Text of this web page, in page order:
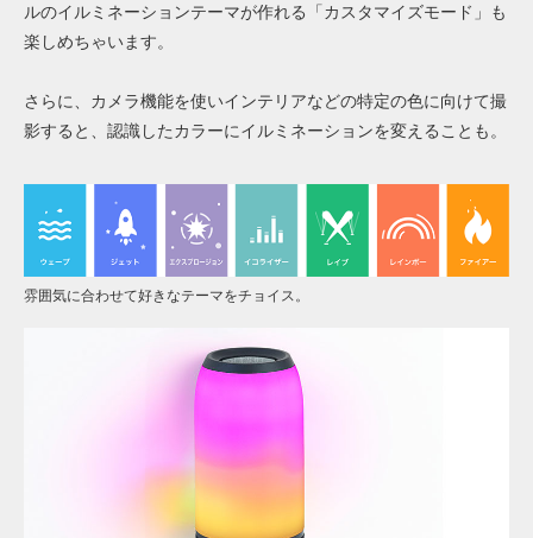
ルのイルミネーションテーマが作れる「カスタマイズモード」も
楽しめちゃいます。
さらに、カメラ機能を使いインテリアなどの特定の色に向けて撮
影すると、認識したカラーにイルミネーションを変えることも。
雰囲気に合わせて好きなテーマをチョイス。